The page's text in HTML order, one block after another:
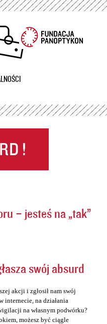
– jesteś na „tak”
swój absurd
akcji i zgłosił nam swój
internecie, na działania
na własnym podwórku?
możesz być ciągle